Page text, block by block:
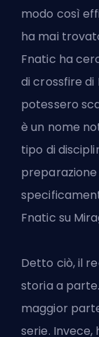
modo così
ha mai
Fnatic ha
di crossfire
potessero
è un nome
tipo di
Fnatic su
Detto ciò, il
storia a
maggior
serie.